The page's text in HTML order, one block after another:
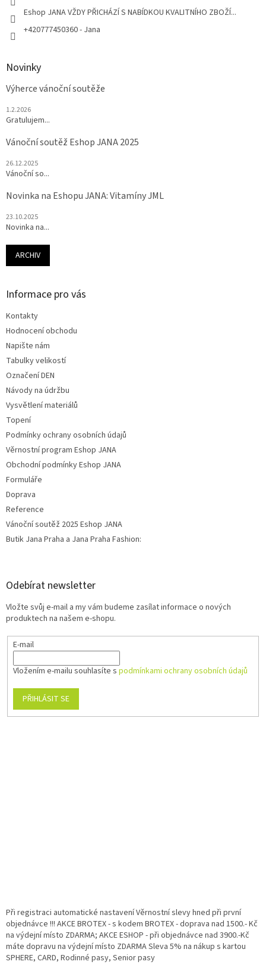
Eshop JANA VŽDY PŘICHÁZÍ S NABÍDKOU KVALITNÍHO ZBOŽÍ...
+420777450360 - Jana
Novinky
Výherce vánoční soutěže
1.2.2026
Gratulujem...
Vánoční soutěž Eshop JANA 2025
26.12.2025
Vánoční so...
Novinka na Eshopu JANA: Vitamíny JML
23.10.2025
Novinka na...
ARCHIV
Informace pro vás
Kontakty
Hodnocení obchodu
Napište nám
Tabulky velikostí
Označení DEN
Návody na údržbu
Vysvětlení materiálů
Topení
Podmínky ochrany osobních údajů
Věrnostní program Eshop JANA
Obchodní podmínky Eshop JANA
Formuláře
Doprava
Reference
Vánoční soutěž 2025 Eshop JANA
Butik Jana Praha a Jana Praha Fashion:
Odebírat newsletter
Vložte svůj e-mail a my vám budeme zasílat informace o nových
produktech na našem e-shopu.
E-mail
Vložením e-mailu souhlasíte s podmínkami ochrany osobních údajů
PŘIHLÁSIT SE
Při registraci automatické nastavení Věrnostní slevy hned při první
objednávce !!! AKCE BROTEX - s kodem BROTEX - doprava nad 1500.- Kč
na výdejní místo ZDARMA; AKCE ESHOP - při objednávce nad 3900.-Kč
máte dopravu na výdejní místo ZDARMA Sleva 5% na nákup s kartou
SPHERE, CARD, Rodinné pasy, Senior pasy